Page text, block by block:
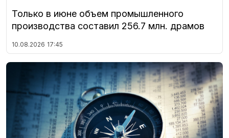
Только в июне объем промышленного
производства составил 256.7 млн. драмов
10.08.2026 17:45